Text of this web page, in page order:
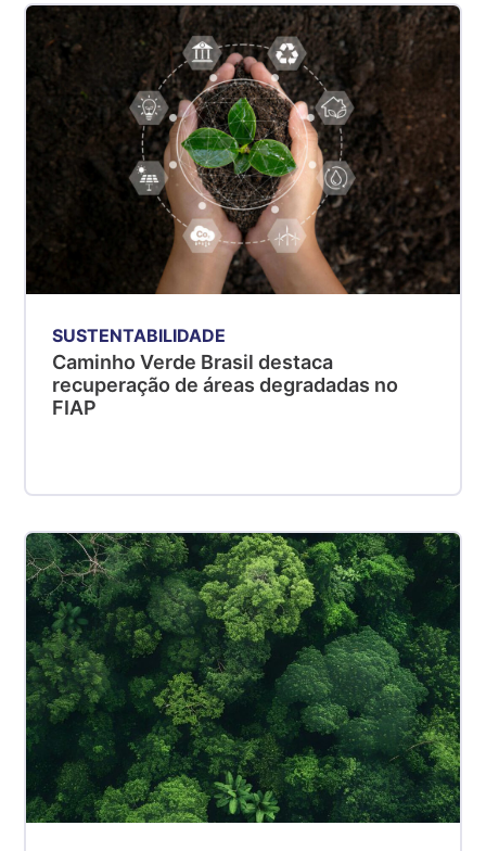
SUSTENTABILIDADE
Caminho Verde Brasil destaca
recuperação de áreas degradadas no
FIAP